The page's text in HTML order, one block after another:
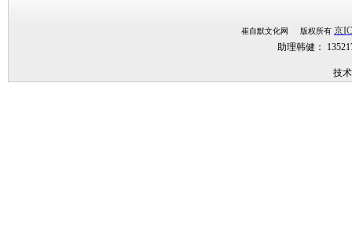
崔自默文化网 版权所有 京
助理韩健：
技